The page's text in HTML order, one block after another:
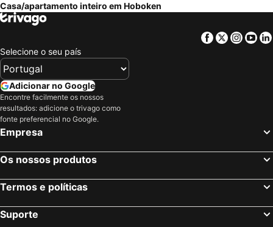
Casa/apartamento inteiro em Hoboken
Facebook
Twitter
Selecione o seu país
Adicionar no Google
Encontre facilmente os nossos
resultados: adicione o trivago como
fonte preferencial no Google.
Empresa
Os nossos produtos
Termos e políticas
Suporte